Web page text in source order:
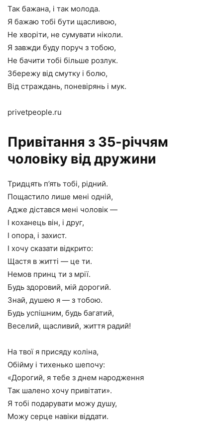
Так бажана, і так молода.
Я бажаю тобі бути щасливою,
Не хворіти, не сумувати ніколи.
Я завжди буду поруч з тобою,
Не бачити тобі більше розлук.
Збережу від смутку і болю,
Від страждань, поневірянь і мук.
privetpeople.ru
Привітання з 35-річчям
чоловіку від дружини
Тридцять п’ять тобі, рідний.
Пощастило лише мені одній,
Адже дістався мені чоловік —
І коханець він, і друг,
І опора, і захист.
І хочу сказати відкрито:
Щастя в житті — це ти.
Немов принц ти з мрії.
Будь здоровий, мій дорогий.
Знай, душею я — з тобою.
Будь успішним, будь багатий,
Веселий, щасливий, життя радий!
На твої я присяду коліна,
Обійму і тихенько шепочу:
«Дорогий, я тебе з днем народження
Так шалено хочу привітати».
Я тобі подарувати можу душу,
Можу серце навіки віддати.